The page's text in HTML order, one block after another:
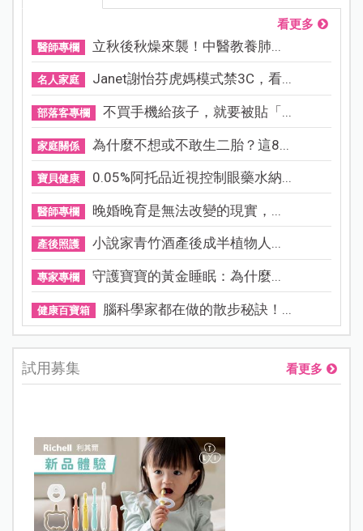
看更多
醫師專欄 立秋後秋燥來襲！中醫教養肺...
名人家庭 Janet謝怡芬虎媽模式禁3C，看...
部落客專欄 不買手機給孩子，就要被貼「...
家庭關係 為什麼不想或不敢生二胎？這8...
寶貝健康 0.05%阿托品近視控制眼藥水納...
醫師專欄 晚婚晚育是無法改變的現實，...
產後照護 小說家青竹酒產後成半植物人...
專家專欄 守護寶寶的黃金睡眠：為什麼...
健康百寶箱 腦科學家都在做的散步秘訣！...
試用募集 看更多